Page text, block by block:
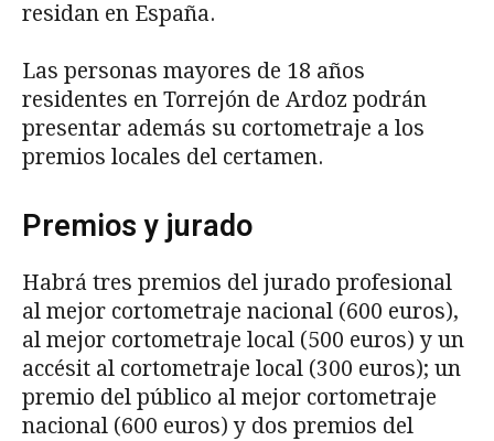
residan en España.
Las personas mayores de 18 años
residentes en Torrejón de Ardoz podrán
presentar además su cortometraje a los
premios locales del certamen.
Premios y jurado
Habrá tres premios del jurado profesional
al mejor cortometraje nacional (600 euros),
al mejor cortometraje local (500 euros) y un
accésit al cortometraje local (300 euros); un
premio del público al mejor cortometraje
nacional (600 euros) y dos premios del